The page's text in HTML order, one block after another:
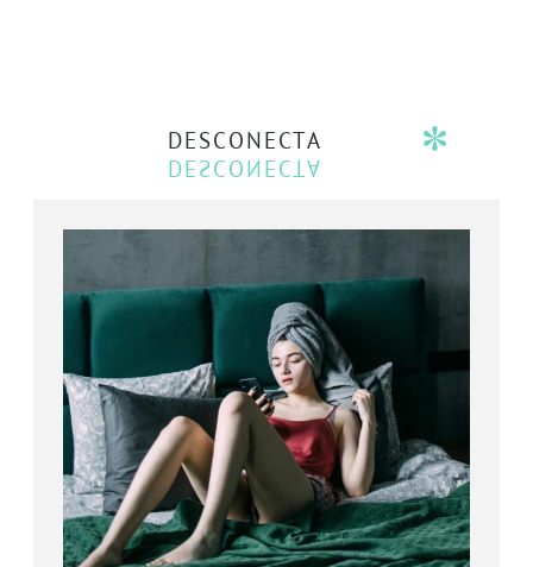
DESCONECTA